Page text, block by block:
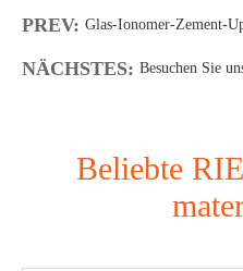
PREV: Glas-Ionomer-Zement-
NÄCHSTES: Besuchen Sie
Beliebte